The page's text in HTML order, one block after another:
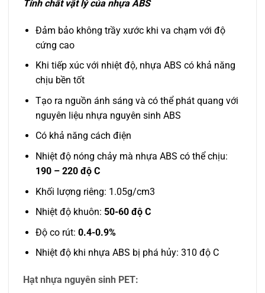
Tính chất vật lý của nhựa ABS
Đảm bảo không trầy xước khi va chạm với độ
cứng cao
Khi tiếp xúc với nhiệt độ, nhựa ABS có khả năng
chịu bền tốt
Tạo ra nguồn ánh sáng và có thể phát quang với
nguyên liệu nhựa nguyên sinh ABS
Có khả năng cách điện
Nhiệt độ nóng chảy mà nhựa ABS có thể chịu:
190 – 220 độ C
Khối lượng riêng: 1.05g/cm3
Nhiệt độ khuôn: 50-60 độ C
Độ co rút: 0.4-0.9%
Nhiệt độ khi nhựa ABS bị phá hủy: 310 độ C
Hạt nhựa nguyên sinh PET: